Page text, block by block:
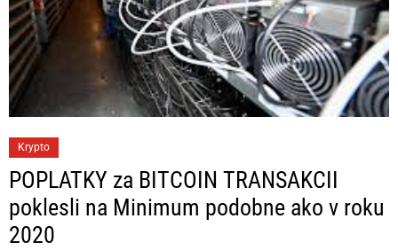
a
t
e
g
Krypto
POPLATKY za BITCOIN TRANSAKCII
poklesli na Minimum podobne ako v roku
2020